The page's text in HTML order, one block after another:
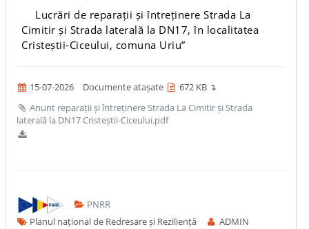
Lucrări de reparații și întreținere Strada La
Cimitir și Strada laterală la DN17, în localitatea
Cristeștii-Ciceului, comuna Uriu”
15-07-2026 Documente atașate
672 KB ↴
Anunt reparații și întreținere Strada La Cimitir și Strada
laterală la DN17 Cristeștii-Ciceului.pdf
PNRR
Planul național de Redresare și Reziliență
ADMIN